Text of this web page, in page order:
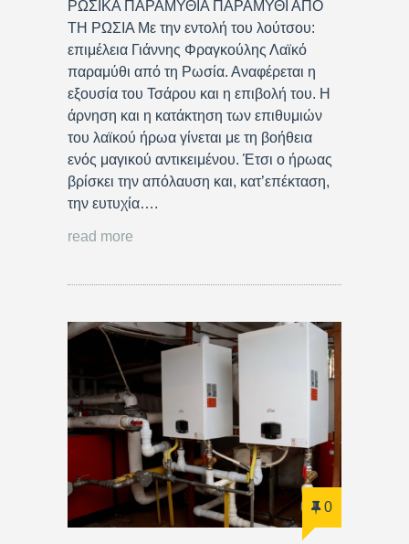
ΡΩΣΙΚΑ ΠΑΡΑΜΥΘΙΑ ΠΑΡΑΜΥΘΙ ΑΠΟ
ΤΗ ΡΩΣΙΑ Με την εντολή του λούτσου:
επιμέλεια Γιάννης Φραγκούλης Λαϊκό
παραμύθι από τη Ρωσία. Αναφέρεται η
εξουσία του Τσάρου και η επιβολή του. Η
άρνηση και η κατάκτηση των επιθυμιών
του λαϊκού ήρωα γίνεται με τη βοήθεια
ενός μαγικού αντικειμένου. Έτσι ο ήρωας
βρίσκει την απόλαυση και, κατ’επέκταση,
την ευτυχία….
read more
0